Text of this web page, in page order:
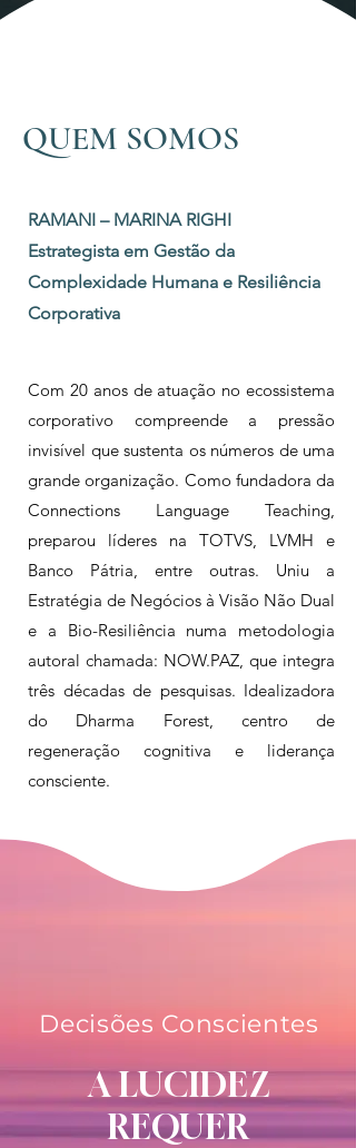
QUEM SOMOS
RAMANI – MARINA RIGHI
Estrategista em Gestão da
Complexidade Humana e Resiliência
Corporativa
Com 20 anos de atuação no ecossistema
corporativo compreende a pressão
invisível que sustenta os números de uma
grande organização. Como fundadora da
Connections Language Teaching,
preparou líderes na TOTVS, LVMH e
Banco Pátria, entre outras. Uniu a
Estratégia de Negócios à Visão Não Dual
e a Bio-Resiliência numa metodologia
autoral chamada: NOW.PAZ, que integra
três décadas de pesquisas. Idealizadora
do Dharma Forest, centro de
regeneração cognitiva e liderança
consciente.
Decisões Conscientes
A LUCIDEZ
REQUER